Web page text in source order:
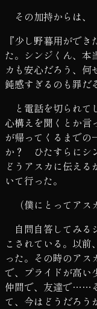
その加持からは、
『少し野暮用がで
た。シンジくん、本
カも安心だろう、何
鈍感すぎるのも罪だ
と電話を切られ
心構えを聞くとか言
が帰ってくるまでの
か？ ひたすらにシ
どうアスカに伝え
いて行った。
（僕にとってア
自問自答してみる
こされている。以
った。その時のア
で、プライドが高い
仲間で、友達で……
て、今はどうだろう